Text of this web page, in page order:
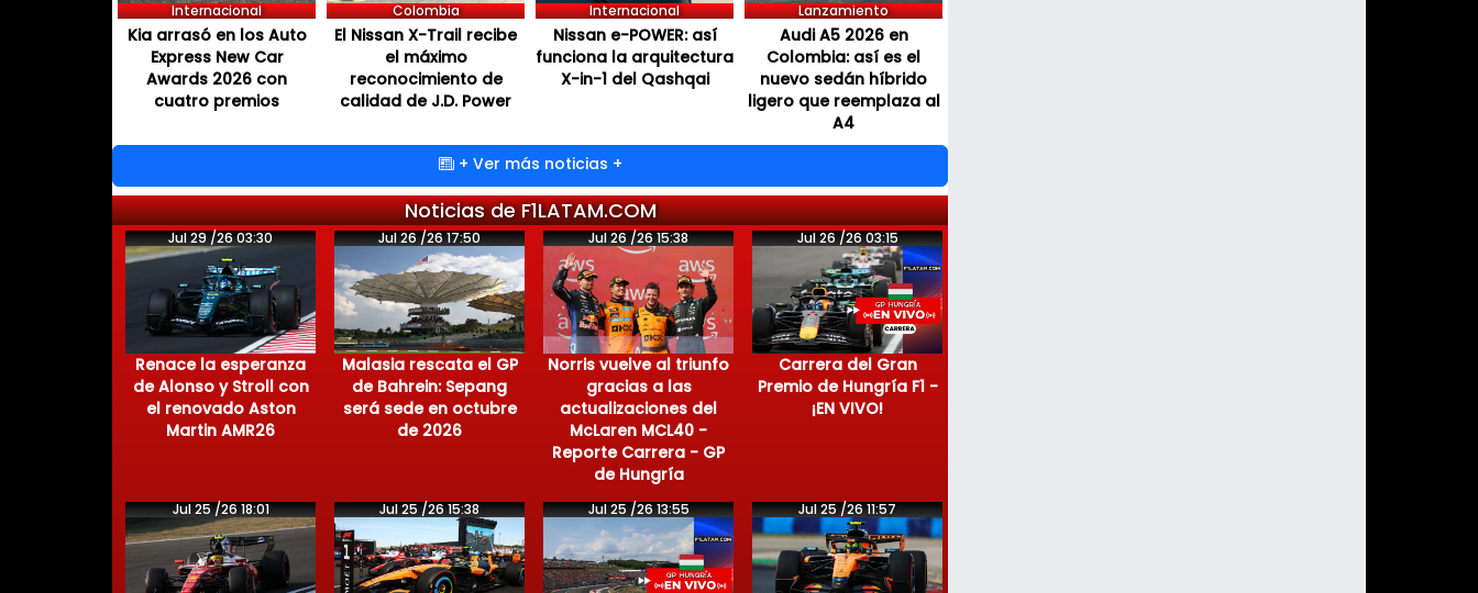
Internacional
Kia arrasó en los Auto
Express New Car
Awards 2026 con
cuatro premios
Colombia
El Nissan X-Trail recibe
el máximo
reconocimiento de
calidad de J.D. Power
Internacional
Nissan e-POWER: así
funciona la arquitectura
X-in-1 del Qashqai
Lanzamiento
Audi A5 2026 en
Colombia: así es el
nuevo sedán híbrido
ligero que reemplaza al
A4
+ Ver más noticias +
Noticias de F1LATAM.COM
Jul 29 /26 03:30
Renace la esperanza
de Alonso y Stroll con
el renovado Aston
Martin AMR26
Jul 26 /26 17:50
Malasia rescata el GP
de Bahrein: Sepang
será sede en octubre
de 2026
Jul 26 /26 15:38
Norris vuelve al triunfo
gracias a las
actualizaciones del
McLaren MCL40 -
Reporte Carrera - GP
de Hungría
Jul 26 /26 03:15
Carrera del Gran
Premio de Hungría F1 -
¡EN VIVO!
Jul 25 /26 18:01 Jul 25 /26 15:38 Jul 25 /26 13:55 Jul 25 /26 11:57